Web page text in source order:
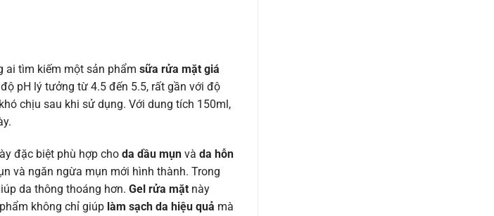
ai tìm kiếm một sản phẩm sữa rửa mặt giá
pH lý tưởng từ 4.5 đến 5.5, rất gần với độ
chịu sau khi sử dụng. Với dung tích 150ml,
đặc biệt phù hợp cho da dầu mụn và da hỗn
và ngăn ngừa mụn mới hình thành. Trong
da thông thoáng hơn. Gel rửa mặt này
không chỉ giúp làm sạch da hiệu quả mà